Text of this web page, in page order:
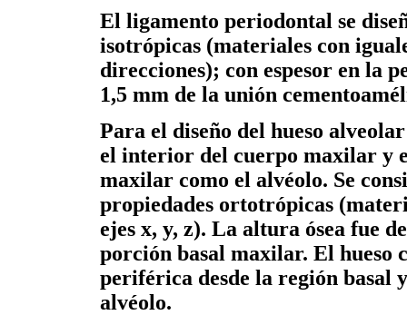
El ligamento periodontal se
isotrópicas (materiales con
direcciones); con espesor en la
1,5 mm de la unión
Para el diseño del hueso
el interior del cuerpo maxilar y
maxilar como el alvéolo. Se
propiedades ortotrópicas
ejes x, y, z). La altura ósea fue
porción basal maxilar. El hueso
periférica desde la región basal
alvéolo.